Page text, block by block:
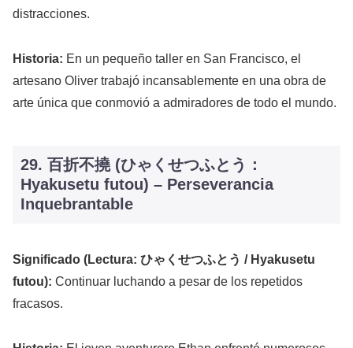
distracciones.
Historia: En un pequeño taller en San Francisco, el
artesano Oliver trabajó incansablemente en una obra de
arte única que conmovió a admiradores de todo el mundo.
29. 百折不撓 (ひゃくせつふとう：
Hyakusetu futou) – Perseverancia
Inquebrantable
Significado (Lectura: ひゃくせつふとう / Hyakusetu
futou): Continuar luchando a pesar de los repetidos
fracasos.